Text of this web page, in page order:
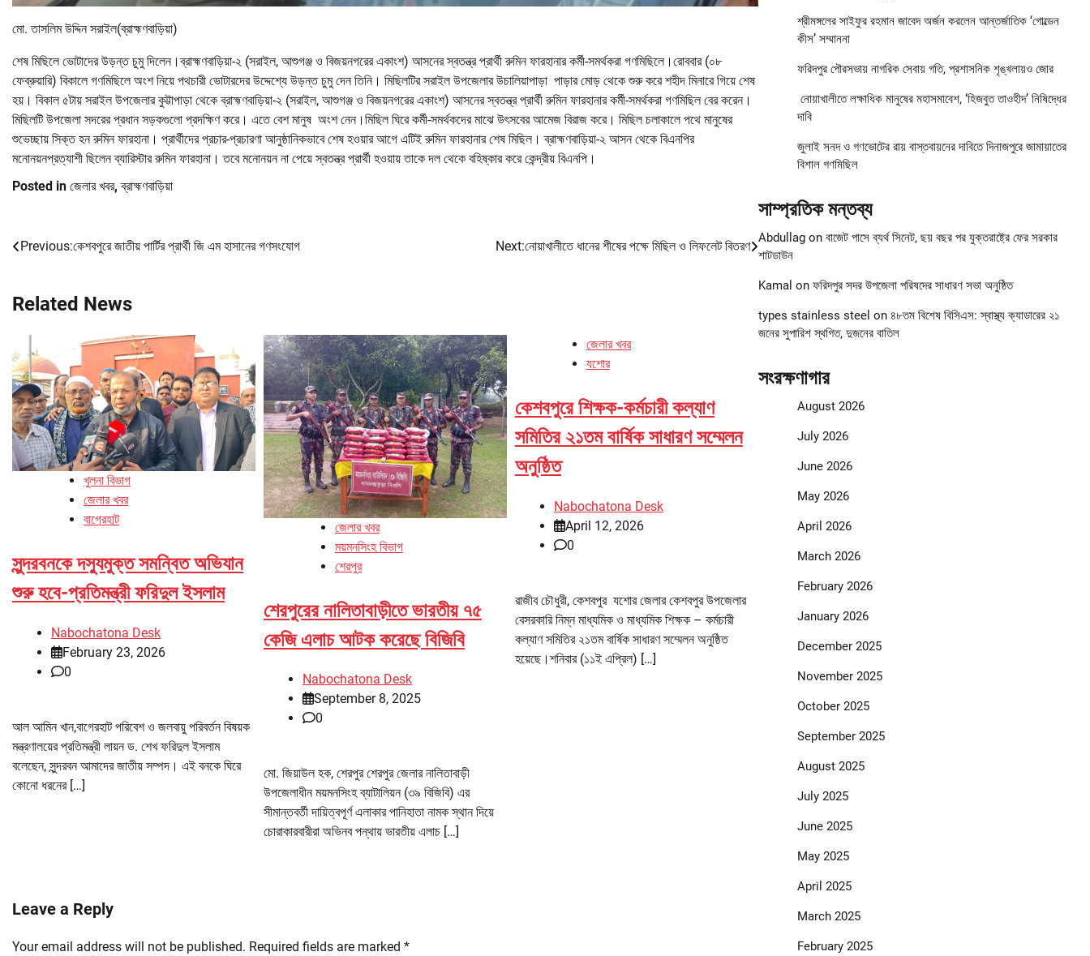
মো. তাসলিম উদ্দিন সরাইল(ব্রাহ্মণবাড়িয়া)
শেষ মিছিলে ভোটাদের উড়ন্ত চুমু দিলেন।ব্রাহ্মণবাড়িয়া-২ (সরাইল, আশুগঞ্জ ও বিজয়নগরের একাংশ) আসনের স্বতন্ত্র প্রার্থী রুমিন ফারহানার কর্মী-সমর্থকরা গণমিছিলে।রোববার (০৮
ফেব্রুয়ারি) বিকালে গণমিছিলে অংশ নিয়ে পথচারী ভোটারদের উদ্দেশ্যে উড়ন্ত চুমু দেন তিনি। মিছিলটির সরাইল উপজেলার উচালিয়াপাড়া পাড়ার মোড় থেকে শুরু করে শহীদ মিনারে গিয়ে শেষ
হয়। বিকাল ৫টায় সরাইল উপজেলার কুট্টাপাড়া থেকে ব্রাহ্মণবাড়িয়া-২ (সরাইল, আশুগঞ্জ ও বিজয়নগরের একাংশ) আসনের স্বতন্ত্র প্রার্থী রুমিন ফারহানার কর্মী-সমর্থকরা গণমিছিল বের করেন।
মিছিলটি উপজেলা সদরের প্রধান সড়কগুলো প্রদক্ষিণ করে। এতে বেশ মানুষ অংশ নেন।মিছিল ঘিরে কর্মী-সমর্থকদের মাঝে উৎসবের আমেজ বিরাজ করে। মিছিল চলাকালে পথে মানুষের
শুভেচ্ছায় সিক্ত হন রুমিন ফারহানা। প্রার্থীদের প্রচার-প্রচারণা আনুষ্ঠানিকভাবে শেষ হওয়ার আগে এটিই রুমিন ফারহানার শেষ মিছিল। ব্রাহ্মণবাড়িয়া-২ আসন থেকে বিএনপির
মনোনয়নপ্রত্যাশী ছিলেন ব্যারিস্টার রুমিন ফারহানা। তবে মনোনয়ন না পেয়ে স্বতন্ত্র প্রার্থী হওয়ায় তাকে দল থেকে বহিষ্কার করে কেন্দ্রীয় বিএনপি।
Posted in জেলার খবর,ব্রাহ্মণবাড়িয়া
Post
Previous:কেশবপুরে জাতীয় পার্টির প্রার্থী জি এম হাসানের গণসংযোগ Next:নোয়াখালীতে ধানের শীষের পক্ষে মিছিল ও লিফলেট বিতরণ
Related News
খুলনা বিভাগ
জেলার খবর
বাগেরহাট
সুন্দরবনকে দস্যুমুক্ত সমন্বিত অভিযান
শুরু হবে-প্রতিমন্ত্রী ফরিদুল ইসলাম
Nabochatona Desk
February 23, 2026
0
আল আমিন খান,বাগেরহাট পরিবেশ ও জলবায়ু পরিবর্তন বিষয়ক
মন্ত্রণালয়ের প্রতিমন্ত্রী লায়ন ড. শেখ ফরিদুল ইসলাম
বলেছেন, সুন্দরবন আমাদের জাতীয় সম্পদ। এই বনকে ঘিরে
কোনো ধরনের […]
জেলার খবর
ময়মনসিংহ বিভাগ
শেরপুর
শেরপুরের নালিতাবাড়ীতে ভারতীয় ৭৫
কেজি এলাচ আটক করেছে বিজিবি
Nabochatona Desk
September 8, 2025
0
মো. জিয়াউল হক, শেরপুর শেরপুর জেলার নালিতাবাড়ী
উপজেলাধীন ময়মনসিংহ ব্যাটালিয়ন (৩৯ বিজিবি) এর
সীমান্তবর্তী দায়িত্বপূর্ণ এলাকার পানিহাতা নামক স্থান দিয়ে
চোরাকারবারীরা অভিনব পন্থায় ভারতীয় এলাচ […]
জেলার খবর
যশোর
কেশবপুরে শিক্ষক-কর্মচারী কল্যাণ
সমিতির ২১তম বার্ষিক সাধারণ সম্মেলন
অনুষ্ঠিত
Nabochatona Desk
April 12, 2026
0
রাজীব চৌধুরী, কেশবপুর যশোর জেলার কেশবপুর উপজেলার
বেসরকারি নিম্ন মাধ্যমিক ও মাধ্যমিক শিক্ষক – কর্মচারী
কল্যাণ সমিতির ২১তম বার্ষিক সাধারণ সম্মেলন অনুষ্ঠিত
হয়েছে।শনিবার (১১ই এপ্রিল) […]
Leave a Reply
Your email address will not be published. Required fields are marked *
শ্রীমঙ্গলের সাইফুর রহমান জাবেদ অর্জন করলেন আন্তর্জাতিক ‘গোল্ডেন
কীস’ সম্মাননা
ফরিদপুর পৌরসভায় নাগরিক সেবায় গতি, প্রশাসনিক শৃঙ্খলায়ও জোর
নোয়াখালীতে লক্ষাধিক মানুষের মহাসমাবেশ, ‘হিজবুত তাওহীদ’ নিষিদ্ধের
দাবি
জুলাই সনদ ও গণভোটের রায় বাস্তবায়নের দাবিতে দিনাজপুরে জামায়াতের
বিশাল গণমিছিল
সাম্প্রতিক মন্তব্য
Abdullagon বাজেট পাসে ব্যর্থ সিনেট, ছয় বছর পর যুক্তরাষ্ট্রে ফের সরকার
শাটডাউন
Kamal on ফরিদপুর সদর উপজেলা পরিষদের সাধারণ সভা অনুষ্ঠিত
types stainless steel on ৪৮তম বিশেষ বিসিএস: স্বাস্থ্য ক্যাডারের ২১
জনের সুপারিশ স্থগিত, দুজনের বাতিল
সংরক্ষণাগার
August 2026
July 2026
June 2026
May 2026
April 2026
March 2026
February 2026
January 2026
December 2025
November 2025
October 2025
September 2025
August 2025
July 2025
June 2025
May 2025
April 2025
March 2025
February 2025